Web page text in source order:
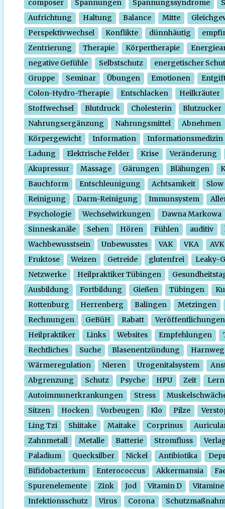
composer Spannungen Spannungssyndrome
Aufrichtung
Haltung Balance Mitte
Perspektivwechsel
Konflikte dünnhäutig
Zentrierung
Therapie Körpertherapie
negative Gefühle
Selbstschutz
energetischer
Gruppe
Seminar Übungen Emotionen
Colon-Hydro-Therapie
Entschlacken
Heilkräuter
Stoffwechsel
Blutdruck Cholesterin
Blutzucker
Nahrungsergänzung
Nahrungsmittel
Abnehmen
Körpergewicht
Information
Informationsmedizin
Ladung
Elektrische Felder Krise
Veränderung
Akupressur
Massage Gärungen Blähungen
Bauchform
Entschleunigung Achtsamkeit
Slow
Reinigung
Darm-Reinigung Immunsystem
Psychologie
Wechselwirkungen
Dawna Markowa
Sinneskanäle
Sehen Hören Fühlen auditiv
Wachbewusstsein
Unbewusstes VAK VKA
AVK
Fruktose
Weizen Getreide glutenfrei
Leaky-
Netzwerke
Heilpraktiker Tübingen
Ausbildung
Fortbildung Gießen Tübingen
Rottenburg
Herrenberg Balingen
Metzingen
Rechnungen
GeBüH Rabatt
Veröffentlichungen
Heilpraktiker
Links Websites Empfehlungen
Rechtliches
Suche Blasenentzündung
Wärmeregulation
Nieren Urogenitalsystem
Abgrenzung
Schutz Psyche HPU Zeit
Autoimmunerkrankungen
Stress
Sitzen
Hocken Vorbeugen Klo Pilze
Ling Tzi
Shiitake Maitake Corprinus
Zahnmetall
Metalle Batterie Stromfluss
Paladium
Quecksilber Nickel Antibiotika
Bifidobacterium
Enterococcus Akkermansia
Spurenelemente
Zink Jod Vitamin D
Vitamine
Infektionsschutz
Virus Corona